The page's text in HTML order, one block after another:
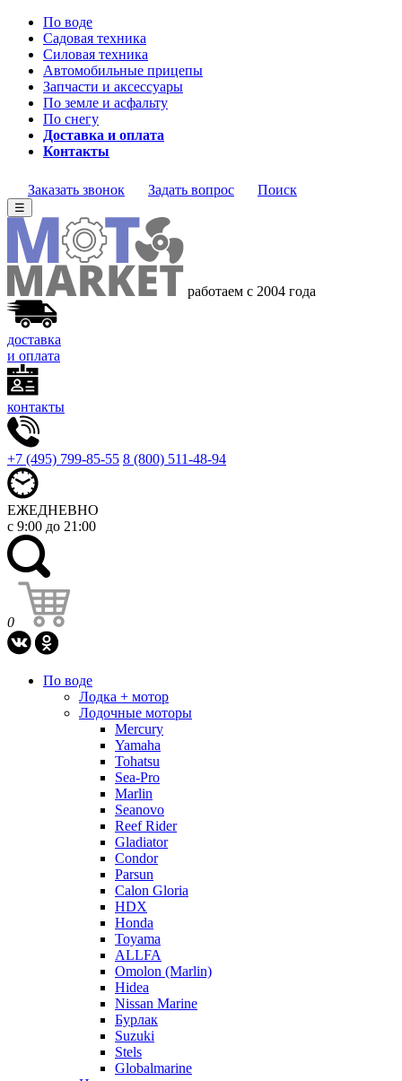
По воде
Садовая техника
Силовая техника
Автомобильные прицепы
Запчасти и аксессуары
По земле и асфальту
По снегу
Доставка и оплата
Контакты
Заказать звонок Задать вопрос Поиск
☰
работаем с 2004 года
доставка
и оплата
контакты
+7 (495) 799-85-55 8 (800) 511-48-94
ЕЖЕДНЕВНО
с 9:00 до 21:00
0
По воде
Лодка + мотор
Лодочные моторы
Mercury
Yamaha
Tohatsu
Sea-Pro
Marlin
Seanovo
Reef Rider
Gladiator
Condor
Parsun
Calon Gloria
HDX
Honda
Toyama
ALLFA
Omolon (Marlin)
Hidea
Nissan Marine
Бурлак
Suzuki
Stels
Globalmarine